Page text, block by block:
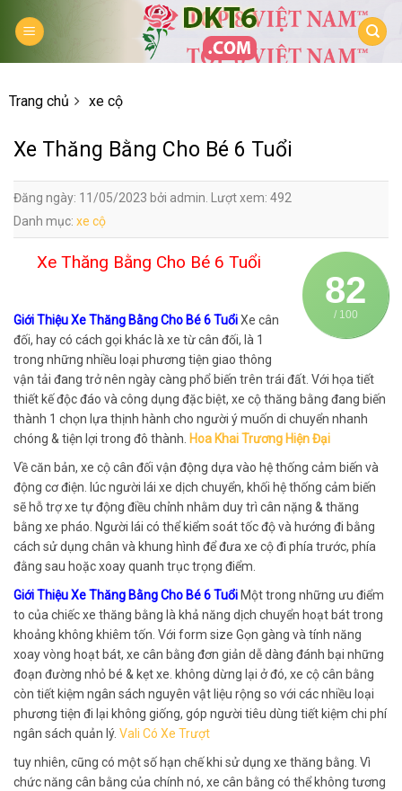
Trang chủ xe cộ
Xe Thăng Bằng Cho Bé 6 Tuổi
Đăng ngày: 11/05/2023 bởi admin. Lượt xem: 492
Danh mục: xe cộ
82
/ 100
Xe Thăng Bằng Cho Bé 6 Tuổi
Giới Thiệu Xe Thăng Bằng Cho Bé 6 TuổiXe cân
đối, hay có cách gọi khác là xe từ cân đối, là 1
trong những nhiều loại phương tiện giao thông
vận tải đang trở nên ngày càng phổ biến trên trái đất. Với họa tiết
thiết kế độc đáo và công dụng đặc biệt, xe cộ thăng bằng đang biến
thành 1 chọn lựa thịnh hành cho người ý muốn di chuyển nhanh
chóng & tiện lợi trong đô thành. Hoa Khai Trương Hiện Đại
Về căn bản, xe cộ cân đối vận động dựa vào hệ thống cảm biến và
động cơ điện. lúc người lái xe dịch chuyển, khối hệ thống cảm biến
sẽ hỗ trợ xe tự động điều chỉnh nhằm duy trì cân nặng & thăng
bằng xe pháo. Người lái có thể kiểm soát tốc độ và hướng đi bằng
cách sử dụng chân và khung hình để đưa xe cộ đi phía trước, phía
đằng sau hoặc xoay quanh trục trọng điểm.
Giới Thiệu Xe Thăng Bằng Cho Bé 6 Tuổi Một trong những ưu điểm
to của chiếc xe thăng bằng là khả năng dịch chuyển hoạt bát trong
khoảng không khiêm tốn. Với form size Gọn gàng và tính năng
xoay vòng hoạt bát, xe cân bằng đơn giản dễ dàng đánh bại những
đoạn đường nhỏ bé & kẹt xe. không dừng lại ở đó, xe cộ cân bằng
còn tiết kiệm ngân sách nguyên vật liệu rộng so với các nhiều loại
phương tiện đi lại không giống, góp người tiêu dùng tiết kiệm chi phí
ngân sách quản lý. Vali Có Xe Trượt
tuy nhiên, cũng có một số hạn chế khi sử dụng xe thăng bằng. Vì
chức năng cân bằng của chính nó, xe cân bằng có thể không tương